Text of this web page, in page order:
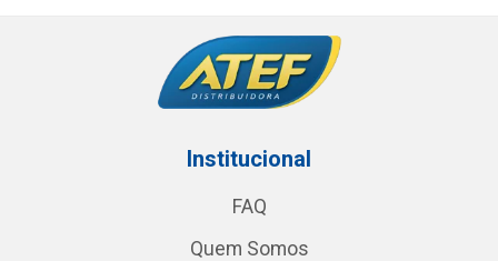
Institucional
FAQ
Quem Somos